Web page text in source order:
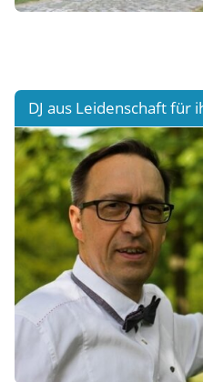
DJ aus Leidenschaft für